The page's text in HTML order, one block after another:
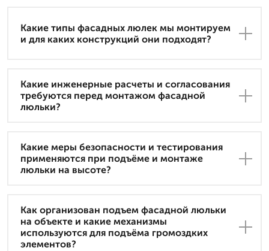
Какие типы фасадных люлек мы монтируем
и для каких конструкций они подходят?
Какие инженерные расчеты и согласования
требуются перед монтажом фасадной
люльки?
Какие меры безопасности и тестирования
применяются при подъёме и монтаже
люльки на высоте?
Как организован подъем фасадной люльки
на объекте и какие механизмы
используются для подъёма громоздких
элементов?